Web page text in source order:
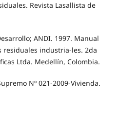
Revista Lasallista de
ANDI. 1997. Manual
residuales industria-les. 2da
Ltda. Medellín, Colombia.
Nº 021-2009-Vivienda.